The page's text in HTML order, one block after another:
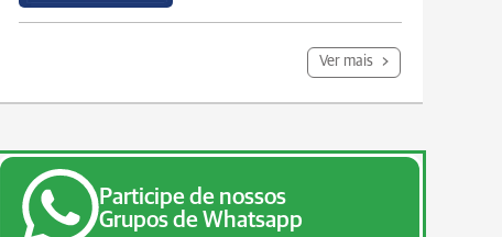
Ver mais
Participe de nossos
Grupos de Whatsapp